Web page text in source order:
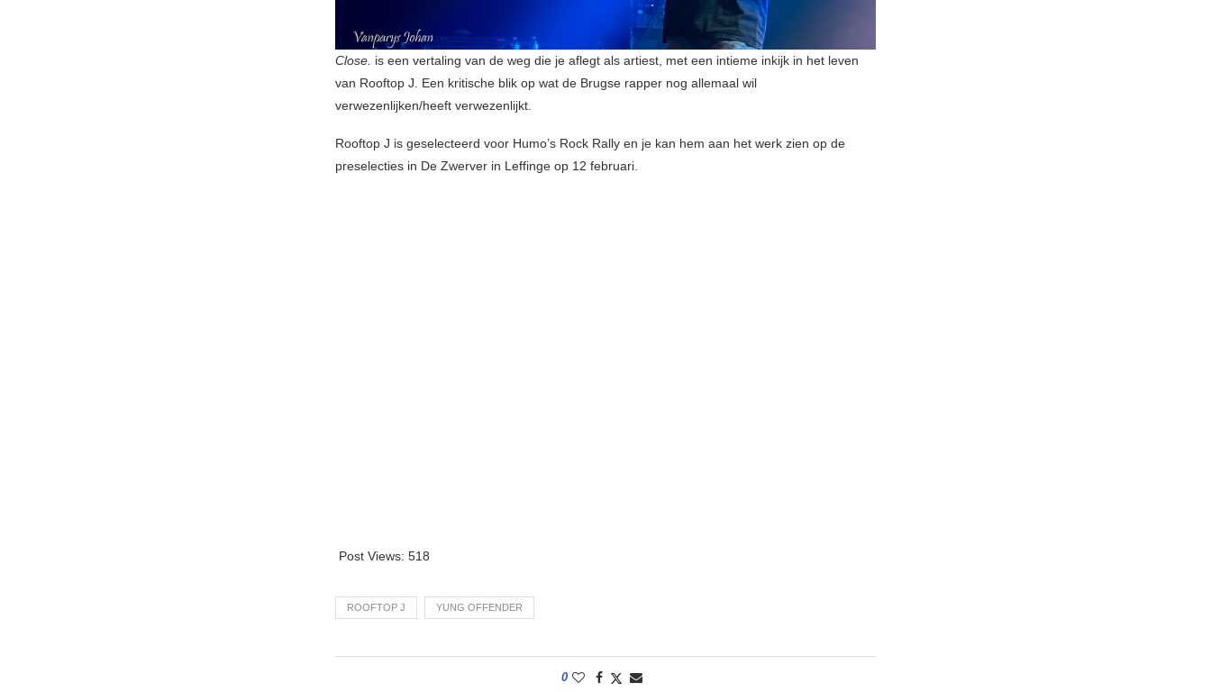
Close. is een vertaling van de weg die je aflegt als artiest, met een intieme inkijk in het leven
van Rooftop J. Een kritische blik op wat de Brugse rapper nog allemaal wil
verwezenlijken/heeft verwezenlijkt.
Rooftop J is geselecteerd voor Humo’s Rock Rally en je kan hem aan het werk zien op de
preselecties in De Zwerver in Leffinge op 12 februari.
Post Views: 518
ROOFTOP J YUNG OFFENDER
0